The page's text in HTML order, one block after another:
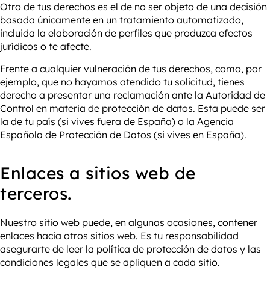
Otro de tus derechos es el de no ser objeto de una decisión
basada únicamente en un tratamiento automatizado,
incluida la elaboración de perfiles que produzca efectos
jurídicos o te afecte.
Frente a cualquier vulneración de tus derechos, como, por
ejemplo, que no hayamos atendido tu solicitud, tienes
derecho a presentar una reclamación ante la Autoridad de
Control en materia de protección de datos. Esta puede ser
la de tu país (si vives fuera de España) o la Agencia
Española de Protección de Datos (si vives en España).
Enlaces a sitios web de
terceros.
Nuestro sitio web puede, en algunas ocasiones, contener
enlaces hacia otros sitios web. Es tu responsabilidad
asegurarte de leer la política de protección de datos y las
condiciones legales que se apliquen a cada sitio.